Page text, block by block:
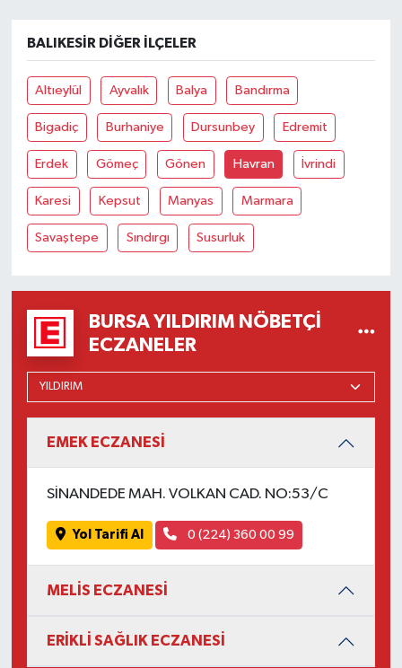
BALIKESIR DIĞER İLÇELER
Altıeylül Ayvalık Balya Bandırma
Bigadiç Burhaniye Dursunbey Edremit
Erdek Gömeç Gönen Havran İvrindi
Karesi Kepsut Manyas Marmara
Savaştepe Sındırgı Susurluk
BURSA YILDIRIM NÖBETÇI
ECZANELER
EMEK ECZANESİ
SİNANDEDE MAH. VOLKAN CAD. NO:53/C
Yol Tarifi Al 0 (224) 360 00 99
MELİS ECZANESİ
ERİKLİ SAĞLIK ECZANESİ